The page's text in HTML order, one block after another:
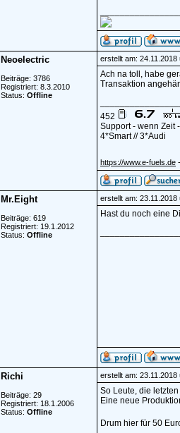
Neoelectric
Beiträge: 3786
Registriert: 8.3.2010
Status: Offline
erstellt am: 24.11.2018
Ach na toll, habe
Transaktion
452
Support - wenn Zeit
4*Smart // 3*Audi
https://www.e-fuels.de
Mr.Eight
Beiträge: 619
Registriert: 19.1.2012
Status: Offline
erstellt am: 23.11.2018
Hast du noch eine
Richi
Beiträge: 29
Registriert: 18.1.2006
Status: Offline
erstellt am: 23.11.2018
So Leute, die
Eine neue
Drum hier für 50